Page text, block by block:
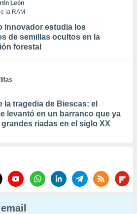
León
la RAM
innovador estudia los
de semillas ocultos en la
forestal
la tragedia de Biescas: el
levantó en un barranco que ya
riadas en el siglo XX